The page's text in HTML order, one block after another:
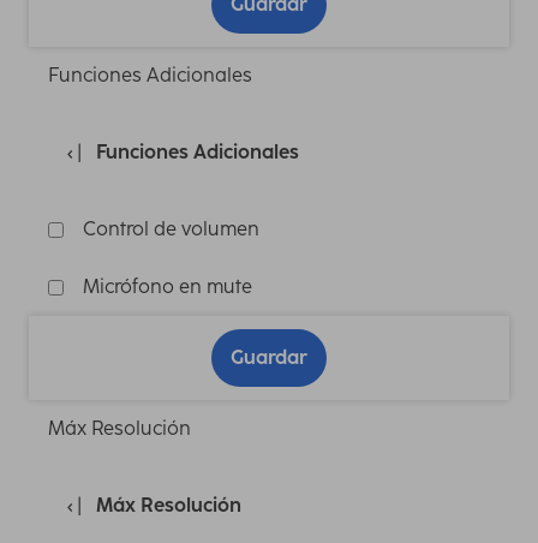
Funciones Adicionales
Funciones Adicionales
Control de volumen
Micrófono en mute
Guardar
Máx Resolución
Máx Resolución